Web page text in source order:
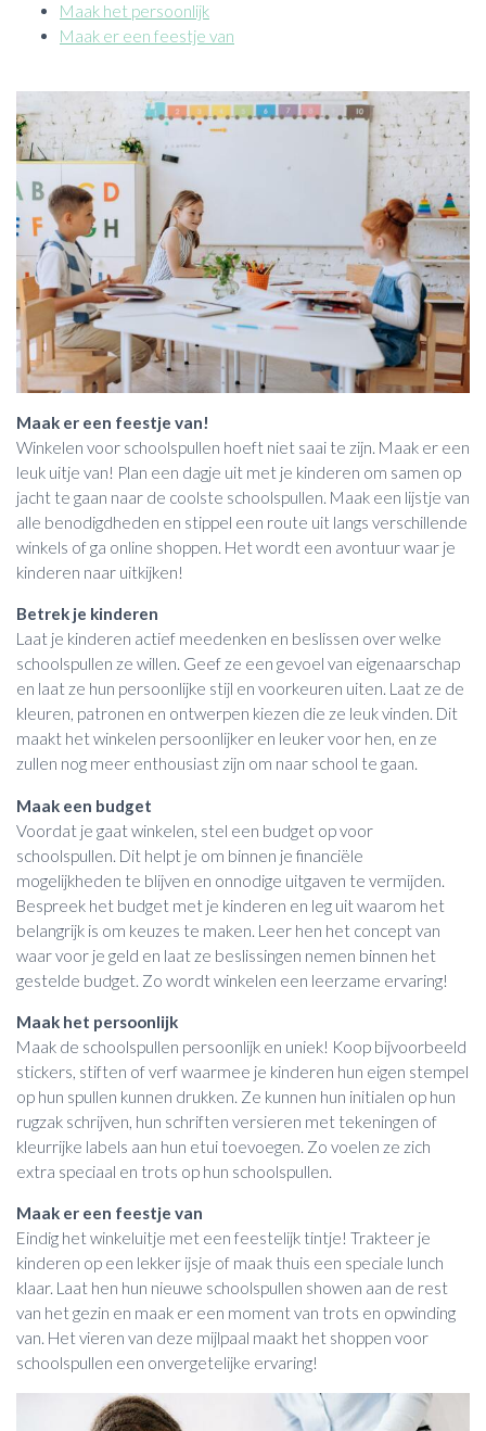
Maak het persoonlijk
Maak er een feestje van
Maak er een feestje van!
Winkelen voor schoolspullen hoeft niet saai te zijn. Maak er een
leuk uitje van! Plan een dagje uit met je kinderen om samen op
jacht te gaan naar de coolste schoolspullen. Maak een lijstje van
alle benodigdheden en stippel een route uit langs verschillende
winkels of ga online shoppen. Het wordt een avontuur waar je
kinderen naar uitkijken!
Betrek je kinderen
Laat je kinderen actief meedenken en beslissen over welke
schoolspullen ze willen. Geef ze een gevoel van eigenaarschap
en laat ze hun persoonlijke stijl en voorkeuren uiten. Laat ze de
kleuren, patronen en ontwerpen kiezen die ze leuk vinden. Dit
maakt het winkelen persoonlijker en leuker voor hen, en ze
zullen nog meer enthousiast zijn om naar school te gaan.
Maak een budget
Voordat je gaat winkelen, stel een budget op voor
schoolspullen. Dit helpt je om binnen je financiële
mogelijkheden te blijven en onnodige uitgaven te vermijden.
Bespreek het budget met je kinderen en leg uit waarom het
belangrijk is om keuzes te maken. Leer hen het concept van
waar voor je geld en laat ze beslissingen nemen binnen het
gestelde budget. Zo wordt winkelen een leerzame ervaring!
Maak het persoonlijk
Maak de schoolspullen persoonlijk en uniek! Koop bijvoorbeeld
stickers, stiften of verf waarmee je kinderen hun eigen stempel
op hun spullen kunnen drukken. Ze kunnen hun initialen op hun
rugzak schrijven, hun schriften versieren met tekeningen of
kleurrijke labels aan hun etui toevoegen. Zo voelen ze zich
extra speciaal en trots op hun schoolspullen.
Maak er een feestje van
Eindig het winkeluitje met een feestelijk tintje! Trakteer je
kinderen op een lekker ijsje of maak thuis een speciale lunch
klaar. Laat hen hun nieuwe schoolspullen showen aan de rest
van het gezin en maak er een moment van trots en opwinding
van. Het vieren van deze mijlpaal maakt het shoppen voor
schoolspullen een onvergetelijke ervaring!